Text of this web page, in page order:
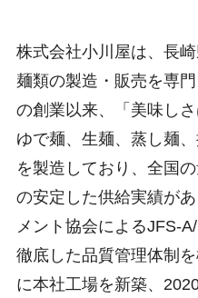
株式会社小川屋は、長
麺類の製造・販売を専
の創業以来、「美味し
ゆで麺、生麺、蒸し麺
を製造しており、全国
の安定した供給実績が
メント協会によるJFS-
徹底した品質管理体制
に本社工場を新築、